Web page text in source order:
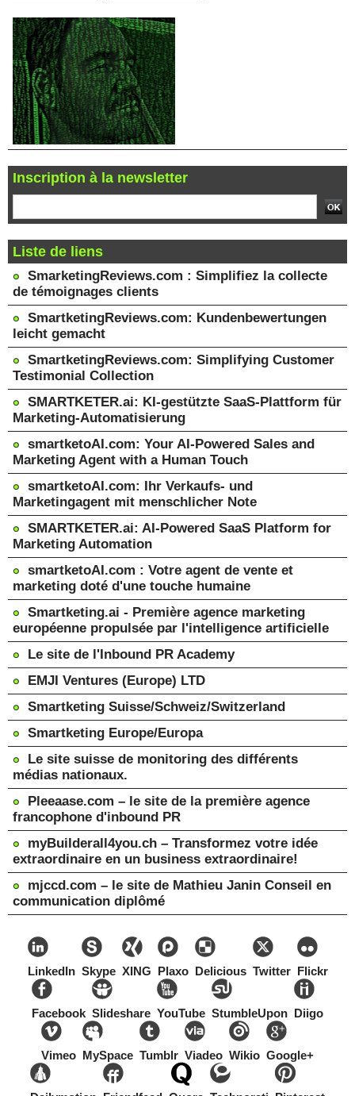
Inscription à la newsletter
Liste de liens
SmarketingReviews.com : Simplifiez la collecte
de témoignages clients
SmartketingReviews.com: Kundenbewertungen
leicht gemacht
SmartketingReviews.com: Simplifying Customer
Testimonial Collection
SMARTKETER.ai: KI-gestützte SaaS-Plattform für
Marketing-Automatisierung
smartketoAI.com: Your AI-Powered Sales and
Marketing Agent with a Human Touch
smartketoAI.com: Ihr Verkaufs- und
Marketingagent mit menschlicher Note
SMARTKETER.ai: AI-Powered SaaS Platform for
Marketing Automation
smartketoAI.com : Votre agent de vente et
marketing doté d'une touche humaine
Smartketing.ai - Première agence marketing
européenne propulsée par l'intelligence artificielle
Le site de l'Inbound PR Academy
EMJI Ventures (Europe) LTD
Smartketing Suisse/Schweiz/Switzerland
Smartketing Europe/Europa
Le site suisse de monitoring des différents
médias nationaux.
Pleeaase.com – le site de la première agence
francophone d'inbound PR
myBuilderall4you.ch – Transformez votre idée
extraordinaire en un business extraordinaire!
mjccd.com – le site de Mathieu Janin Conseil en
communication diplômé
LinkedIn Skype XING Plaxo Delicious Twitter Flickr
Facebook Slideshare YouTube StumbleUpon Diigo
Vimeo MySpace Tumblr Viadeo Wikio Google+